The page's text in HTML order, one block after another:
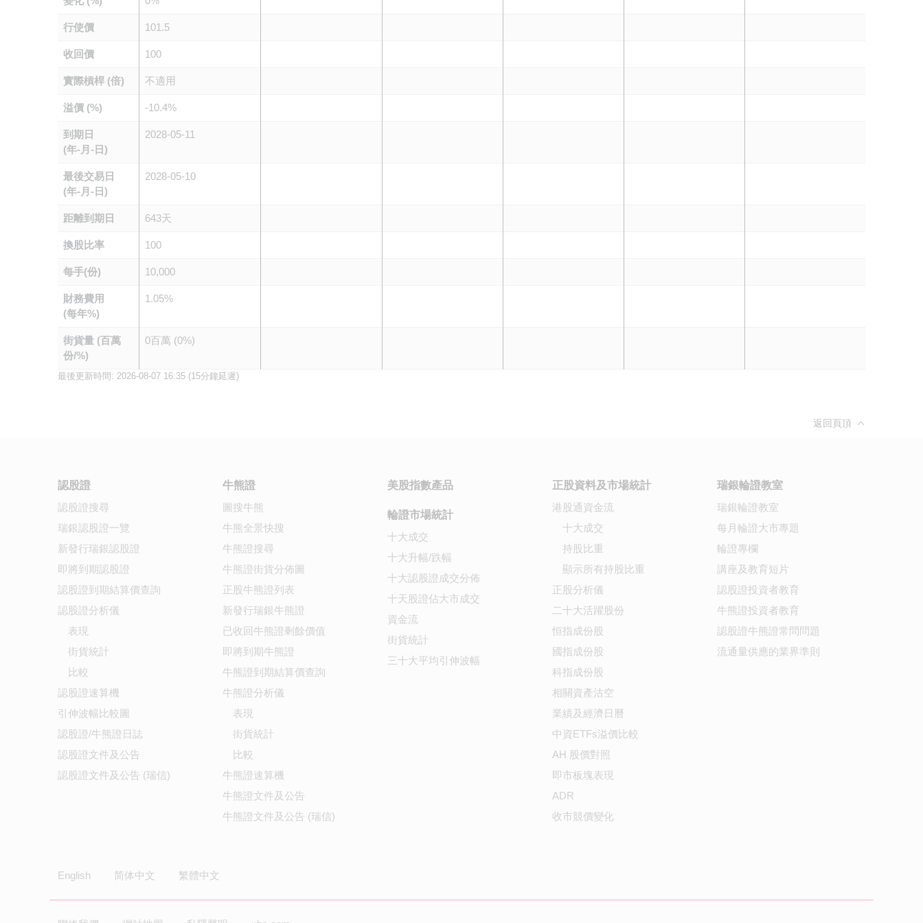
行使價 101.5
收回價 100
實際槓桿 (倍) 不適用
溢價 (%) -10.4%
到期日
(年-月-日)
2028-05-11
最後交易日
(年-月-日)
2028-05-10
距離到期日 643天
換股比率 100
每手(份) 10,000
財務費用
(每年%)
1.05%
街貨量 (百萬
份/%)
0百萬 (0%)
最後更新時間: 2026-08-07 16:35 (15分鐘延遲)
返回頁頂
認股證
認股證搜尋
瑞銀認股證一覽
新發行瑞銀認股證
即將到期認股證
認股證到期結算價查詢
認股證分析儀
表現
街貨統計
比較
認股證速算機
引伸波幅比較圖
認股證/牛熊證日誌
認股證文件及公告
認股證文件及公告 (瑞信)
牛熊證
圖搜牛熊
牛熊全景快搜
牛熊證搜尋
牛熊證街貨分佈圖
正股牛熊證列表
新發行瑞銀牛熊證
已收回牛熊證剩餘價值
即將到期牛熊證
牛熊證到期結算價查詢
牛熊證分析儀
表現
街貨統計
比較
牛熊證速算機
牛熊證文件及公告
牛熊證文件及公告 (瑞信)
美股指數產品
輪證市場統計
十大成交
十大升幅/跌幅
十大認股證成交分佈
十天股證佔大市成交
資金流
街貨統計
三十大平均引伸波幅
正股資料及市場統計
港股通資金流
十大成交
持股比重
顯示所有持股比重
正股分析儀
二十大活躍股份
恒指成份股
國指成份股
科指成份股
相關資產沽空
業績及經濟日曆
中資ETFs溢價比較
AH 股價對照
即市板塊表現
ADR
收市競價變化
瑞銀輪證教室
瑞銀輪證教室
每月輪證大市專題
輪證專欄
講座及教育短片
認股證投資者教育
牛熊證投資者教育
認股證牛熊證常問問題
流通量供應的業界準則
English 简体中文 繁體中文